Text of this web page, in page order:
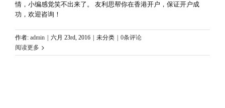
情，小编感觉笑不出来了。 友利思帮你在香港开户，保证开户成
功，欢迎咨询！
作者: admin 六月 23rd, 2016 未分类
0条评论
阅读更多